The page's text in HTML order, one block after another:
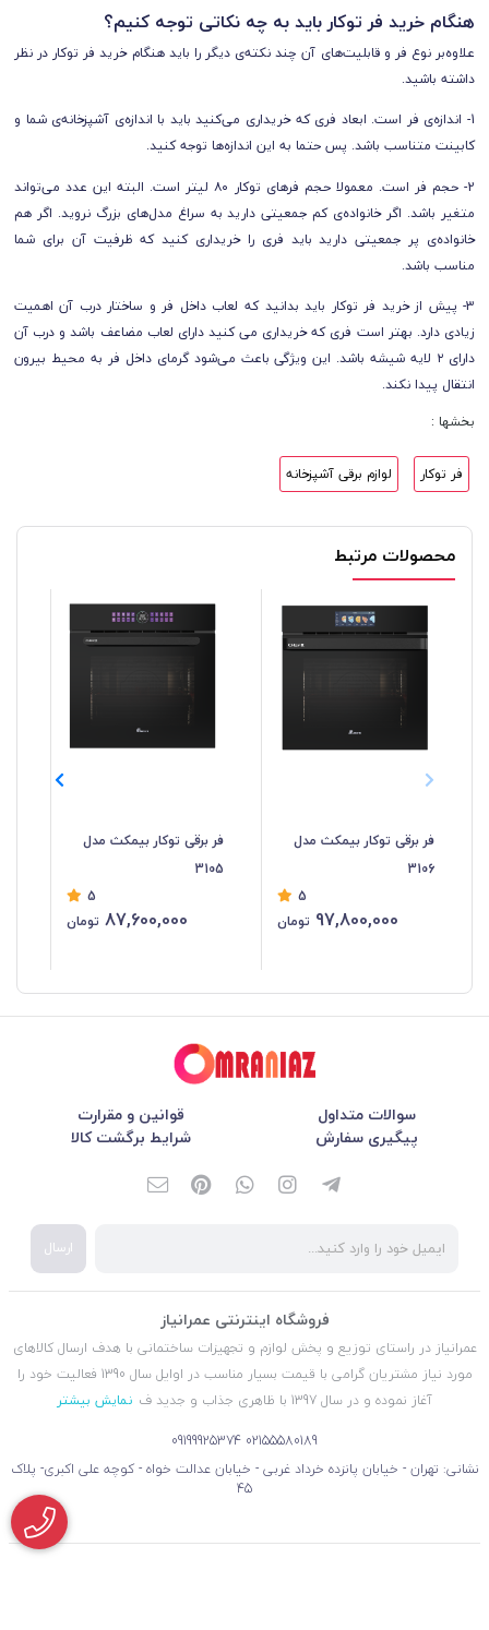
هنگام خرید فر توکار باید به چه نکاتی توجه کنیم؟
علاوه‌بر نوع فر و قابلیت‌های آن چند نکته‌ی دیگر را باید هنگام خرید فر توکار در نظر
داشته باشید.
1- اندازه‌ی فر است. ابعاد فری که خریداری می‌کنید باید با اندازه‌ی آشپزخانه‌ی شما و
کابینت‌ متناسب باشد. پس حتما به این اندازه‌ها توجه کنید.
2- حجم فر است. معمولا حجم فرهای توکار ۸۰ لیتر است. البته این عدد می‌تواند
متغیر باشد. اگر خانواده‌ی کم جمعیتی دارید به سراغ مدل‌های بزرگ نروید. اگر هم
خانواده‌ی پر جمعیتی دارید باید فری را خریداری کنید که ظرفیت آن برای شما
مناسب باشد.
3- پیش از خرید فر توکار باید بدانید که لعاب داخل فر و ساختار درب آن اهمیت
زیادی دارد. بهتر است فری که خریداری می کنید دارای لعاب مضاعف باشد و درب آن
دارای ۲ لایه‌ شیشه باشد. این ویژگی باعث می‌شود گرمای داخل فر به محیط بیرون
انتقال پیدا نکند.
بخشها :
فر توکار لوازم برقی آشپزخانه
محصولات مرتبط
فر برقی توکار بیمکث مدل
3106
5
97,800,000 تومان
فر برقی توکار بیمکث مدل
3105
5
87,600,000 تومان
سوالات متداول
قوانین و مقرارت
پیگیری سفارش
شرایط برگشت کالا
ارسال
فروشگاه اینترنتی عمرانیاز
عمرانیاز در راستای توزیع و پخش لوازم و تجهیزات ساختمانی با هدف ارسال کالاهای
مورد نیاز مشتریان گرامی با قیمت بسیار مناسب در اوایل سال 1390 فعالیت خود را
آغاز نموده و در سال 1397 با ظاهری جذاب و جدید ف
نمایش بیشتر
02155580189
09199925374
نشانی: تهران - خیابان پانزده خرداد غربی - خیابان عدالت خواه - کوچه علی اکبری- پلاک
45